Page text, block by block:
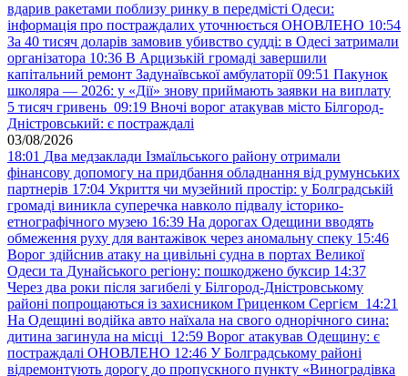
вдарив ракетами поблизу ринку в передмісті Одеси:
інформація про постраждалих уточнюється ОНОВЛЕНО 10:54
За 40 тисяч доларів замовив убивство судді: в Одесі затримали
організатора 10:36 В Арцизькій громаді завершили
капітальний ремонт Задунаївської амбулаторії 09:51 Пакунок
школяра — 2026: у «Дії» знову приймають заявки на виплату
5 тисяч гривень 09:19 Вночі ворог атакував місто Білгород-
Дністровський: є постраждалі
03/08/2026
18:01 Два медзаклади Ізмаїльського району отримали
фінансову допомогу на придбання обладнання від румунських
партнерів 17:04 Укриття чи музейний простір: у Болградській
громаді виникла суперечка навколо підвалу історико-
етнографічного музею 16:39 На дорогах Одещини вводять
обмеження руху для вантажівок через аномальну спеку 15:46
Ворог здійснив атаку на цивільні судна в портах Великої
Одеси та Дунайського регіону: пошкоджено буксир 14:37
Через два роки після загибелі у Білгород-Дністровському
районі попрощаються із захисником Гриценком Сергієм 14:21
На Одещині водійка авто наїхала на свого однорічного сина:
дитина загинула на місці 12:59 Ворог атакував Одещину: є
постраждалі ОНОВЛЕНО 12:46 У Болградському районі
відремонтують дорогу до пропускного пункту «Виноградівка